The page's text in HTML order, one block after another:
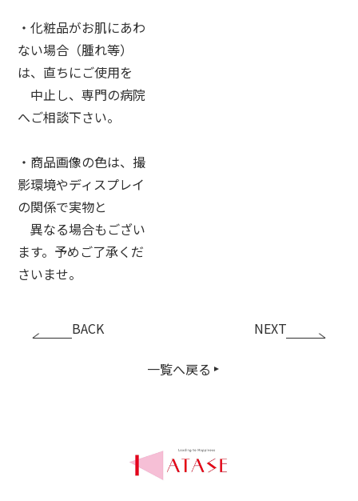
・化粧品がお肌にあわ
ない場合（腫れ等）
は、直ちにご使用を
中止し、専門の病院
へご相談下さい。
・商品画像の色は、撮
影環境やディスプレイ
の関係で実物と
異なる場合もござい
ます。予めご了承くだ
さいませ。
BACK
一覧へ戻る
NEXT